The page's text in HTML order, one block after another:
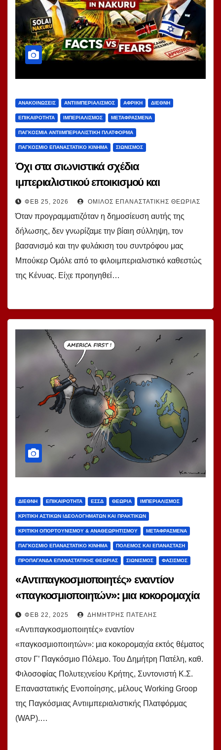
ΑΝΑΚΟΙΝΏΣΕΙΣ ΑΝΤΙΙΜΠΕΡΙΑΛΙΣΜΌΣ ΑΦΡΙΚΉ ΔΙΕΘΝΉ
ΕΠΙΚΑΙΡΌΤΗΤΑ ΙΜΠΕΡΙΑΛΙΣΜΌΣ ΜΕΤΑΦΡΑΣΜΈΝΑ
ΠΑΓΚΌΣΜΙΑ ΑΝΤΙΙΜΠΕΡΙΑΛΙΣΤΙΚΉ ΠΛΑΤΦΌΡΜΑ
ΠΑΓΚΌΣΜΙΟ ΕΠΑΝΑΣΤΑΤΙΚΌ ΚΊΝΗΜΑ ΣΙΩΝΙΣΜΌΣ
Όχι στα σιωνιστικά σχέδια
ιμπεριαλιστικού εποικισμού και
επαναποικιοποίησης της Κένυας! Του σ.
Μπούκερ Ομόλε
ΦΕΒ 25, 2026 ΌΜΙΛΟΣ ΕΠΑΝΑΣΤΑΤΙΚΉΣ ΘΕΩΡΊΑΣ
Όταν προγραμματιζόταν η δημοσίευση αυτής της
δήλωσης, δεν γνωρίζαμε την βίαιη σύλληψη, τον
βασανισμό και την φυλάκιση του συντρόφου μας
Μπούκερ Ομόλε από το φιλοιμπεριαλιστικό καθεστώς
της Κένυας. Είχε προηγηθεί…
ΔΙΕΘΝΉ ΕΠΙΚΑΙΡΌΤΗΤΑ ΕΣΣΔ ΘΕΩΡΊΑ ΙΜΠΕΡΙΑΛΙΣΜΌΣ
ΚΡΙΤΙΚΉ ΑΣΤΙΚΏΝ ΙΔΕΟΛΟΓΗΜΆΤΩΝ ΚΑΙ ΠΡΑΚΤΙΚΏΝ
ΚΡΙΤΙΚΉ ΟΠΟΡΤΟΥΝΙΣΜΟΎ & ΑΝΑΘΕΩΡΗΤΙΣΜΟΎ ΜΕΤΑΦΡΑΣΜΈΝΑ
ΠΑΓΚΌΣΜΙΟ ΕΠΑΝΑΣΤΑΤΙΚΌ ΚΊΝΗΜΑ ΠΌΛΕΜΟΣ ΚΑΙ ΕΠΑΝΆΣΤΑΣΗ
ΠΡΟΠΑΓΆΝΔΑ ΕΠΑΝΑΣΤΑΤΙΚΉΣ ΘΕΩΡΊΑΣ ΣΙΩΝΙΣΜΌΣ ΦΑΣΙΣΜΌΣ
«Αντιπαγκοσμιοποιητές» εναντίον
«παγκοσμιοποιητών»: μια κοκορομαχία
εκτός θέματος στον Γ’ ΠΠ. Του Δ. Πατέλη
ΦΕΒ 22, 2025 ΔΗΜΉΤΡΗΣ ΠΑΤΈΛΗΣ
«Αντιπαγκοσμιοποιητές» εναντίον
«παγκοσμιοποιητών»: μια κοκορομαχία εκτός θέματος
στον Γ’ Παγκόσμιο Πόλεμο. Του Δημήτρη Πατέλη, καθ.
Φιλοσοφίας Πολυτεχνείου Κρήτης, Συντονιστή Κ.Σ.
Επαναστατικής Ενοποίησης, μέλους Working Groop
της Παγκόσμιας Αντιιμπεριαλιστικής Πλατφόρμας
(WAP).…